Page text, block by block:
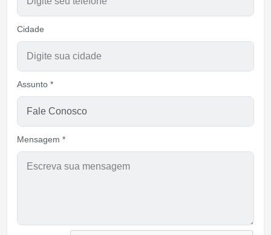
Cidade
Assunto *
Mensagem *